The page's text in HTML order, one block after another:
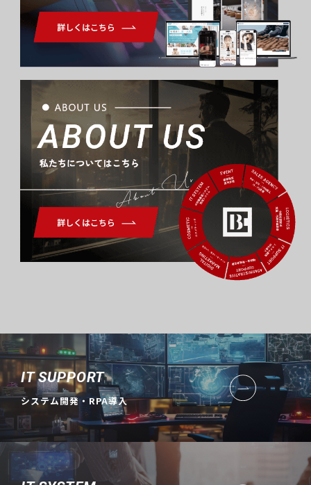
About Us
IT SUPPORT
システム開発・RPA導入